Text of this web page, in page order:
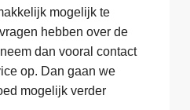
mogelijk te
hebben over de
dan vooral contact
op. Dan gaan we
mogelijk verder